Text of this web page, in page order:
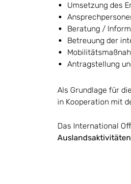
Umsetzung des
Beratung /
Betreuung der
Antragstellung
Als Grundlage für
in Kooperation mit
Das International